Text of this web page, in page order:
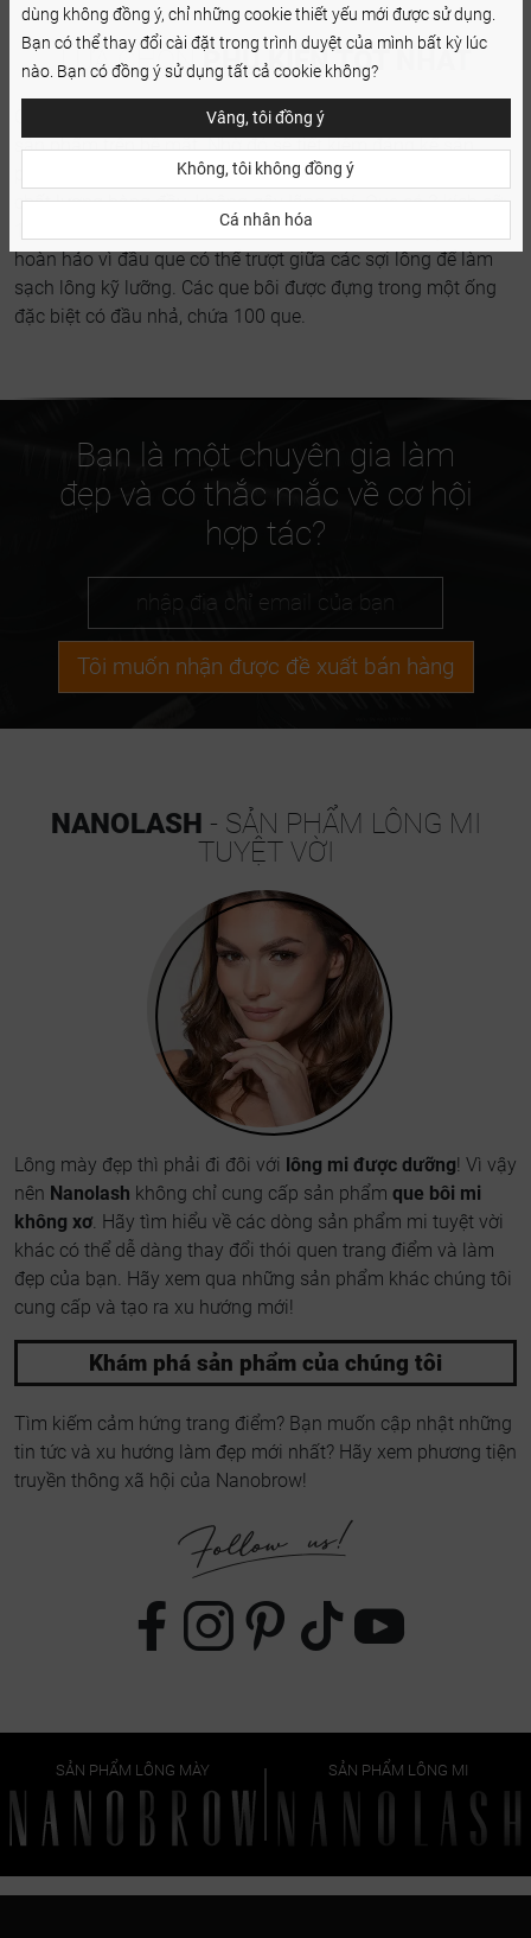
LỰA CHỌNPHỤ KIỆN TỐT NHẤT
Các que bôi mi không xơkhông hấp thụ sản phẩm
sản phẩm trên bề mặt. Nhờ đó sẽ tiết kiệm đáng kể sản
phẩm và chất lỏng, vì đầu các que này làm bằng vật liệu
chất lượng hàng đầu, không gây lãng phí. Que có 3 kích cỡ:
1,5 mm, 2 mm và 2,5 mm, đảm bảo làm việc hiệu quả và
hoàn hảo vì đầu que có thể trượt giữa các sợi lông để làm
sạch lông kỹ lưỡng. Các que bôi được đựng trong một ống
đặc biệt có đầu nhả, chứa 100 que.
Bạn là một chuyên gia làm
đẹp và có thắc mắc về cơ hội
hợp tác?
Tôi muốn nhận được đề xuất bán hàng
NANOLASH - SẢN PHẨM LÔNG MI
TUYỆT VỜI
Lông mày đẹp thì phải đi đôi với lông mi được dưỡng! Vì vậy
nên Nanolash không chỉ cung cấp sản phẩm que bôi mi
không xơ. Hãy tìm hiểu về các dòng sản phẩm mi tuyệt vời
khác có thể dễ dàng thay đổi thói quen trang điểm và làm
đẹp của bạn. Hãy xem qua những sản phẩm khác chúng tôi
cung cấp và tạo ra xu hướng mới!
Khám phá sản phẩm của chúng tôi
Tìm kiếm cảm hứng trang điểm? Bạn muốn cập nhật những
tin tức và xu hướng làm đẹp mới nhất? Hãy xem phương tiện
truyền thông xã hội của Nanobrow!
SẢN PHẨM LÔNG MÀY SẢN PHẨM LÔNG MI
dùng không đồng ý, chỉ những cookie thiết yếu mới được sử dụng.
Bạn có thể thay đổi cài đặt trong trình duyệt của mình bất kỳ lúc
nào. Bạn có đồng ý sử dụng tất cả cookie không?
Vâng, tôi đồng ý
Không, tôi không đồng ý
Cá nhân hóa